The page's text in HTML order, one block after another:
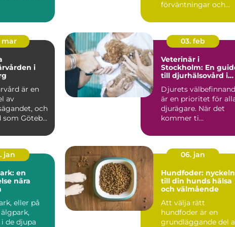
förväntningar och
mar
i
är en
av
och
som Göteb...
03. feb
Veterinär i
Stockholm: En
till djurhälsovård i
Djurets
är en prioritet för
djurägare. När det
kommer ti...
jan
en
nära
eller på
de djupa
06. jan
Hundfoder: nyckeln
till din hunds hälsa
och välmående
Att välja rätt
hundfoder är en
grundläggande del